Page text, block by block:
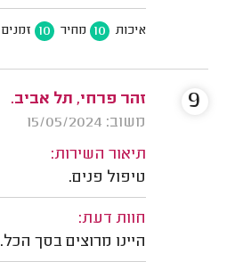
איכות 10 מחיר 10 זמנים
זהר פרחי, תל אביב.
משוב: 15/05/2024
תיאור השירות:
טיפול פנים.
חוות דעת:
היינו מרוצים בסך הכל.
9